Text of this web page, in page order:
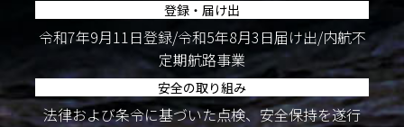
登録・届け出
令和7年9月11日登録/令和5年8月3日届け出/内航不
定期航路事業
安全の取り組み
法律および条令に基づいた点検、安全保持を遂行